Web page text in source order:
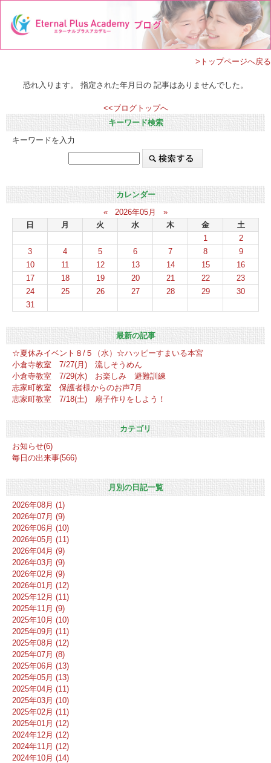
>トップページへ戻る
恐れ入ります。 指定された年月日の 記事はありませんでした。
<<ブログトップへ
キーワード検索
キーワードを入力
カレンダー
«
2026年05月
»
日
月 火 水 木 金
土
1
2
3
4 5 6 7 8
9
10
11 12 13 14 15
16
17
18 19 20 21 22
23
24
25 26 27 28 29
30
31
最新の記事
☆夏休みイベント８/５（水）☆ハッピーすまいる本宮
小倉寺教室 7/27(月) 流しそうめん
小倉寺教室 7/29(水) お楽しみ 避難訓練
志家町教室 保護者様からのお声7月
志家町教室 7/18(土) 扇子作りをしよう！
カテゴリ
お知らせ(6)
毎日の出来事(566)
月別の日記一覧
2026年08月 (1)
2026年07月 (9)
2026年06月 (10)
2026年05月 (11)
2026年04月 (9)
2026年03月 (9)
2026年02月 (9)
2026年01月 (12)
2025年12月 (11)
2025年11月 (9)
2025年10月 (10)
2025年09月 (11)
2025年08月 (12)
2025年07月 (8)
2025年06月 (13)
2025年05月 (13)
2025年04月 (11)
2025年03月 (10)
2025年02月 (11)
2025年01月 (12)
2024年12月 (12)
2024年11月 (12)
2024年10月 (14)